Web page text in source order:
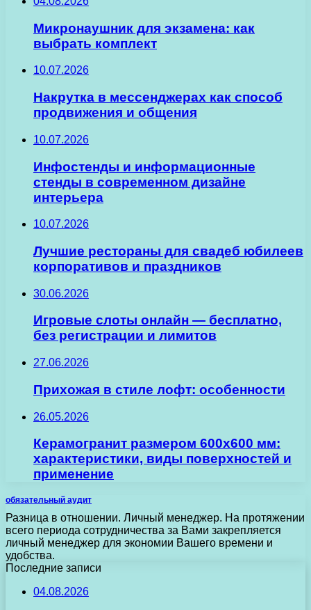
Микронаушник для экзамена: как
выбрать комплект
10.07.2026
Накрутка в мессенджерах как способ
продвижения и общения
10.07.2026
Инфостенды и информационные
стенды в современном дизайне
интерьера
10.07.2026
Лучшие рестораны для свадеб юбилеев
корпоративов и праздников
30.06.2026
Игровые слоты онлайн — бесплатно,
без регистрации и лимитов
27.06.2026
Прихожая в стиле лофт: особенности
26.05.2026
Керамогранит размером 600х600 мм:
характеристики, виды поверхностей и
применение
обязательный аудит
Разница в отношении. Личный менеджер. На протяжении
всего периода сотрудничества за Вами закрепляется
личный менеджер для экономии Вашего времени и
удобства.
Последние записи
04.08.2026